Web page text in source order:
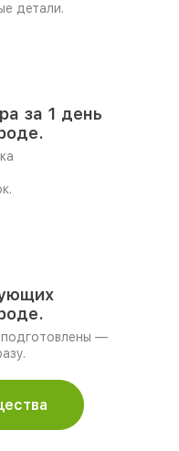
детали.
за 1 день
—